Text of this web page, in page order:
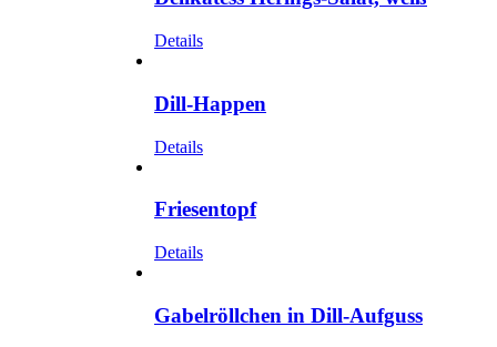
Details
Dill-Happen
Details
Friesentopf
Details
Gabelröllchen in Dill-Aufguss